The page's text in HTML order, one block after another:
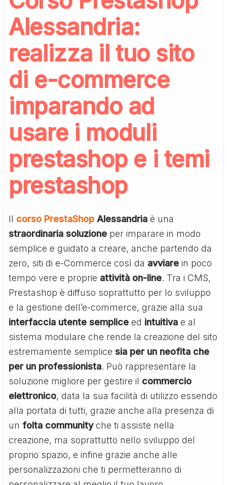
Alessandria:
realizza il tuo sito
di e-commerce
imparando ad
usare i moduli
prestashop e i temi
prestashop
Il corso PrestaShop Alessandria è una
straordinaria soluzione per imparare in modo
semplice e guidato a creare, anche partendo da
zero, siti di e-Commerce così da avviare in poco
tempo vere e proprie attività on-line. Tra i CMS,
Prestashop è diffuso soprattutto per lo sviluppo
e la gestione dell’e-commerce, grazie alla sua
interfaccia utente semplice ed intuitiva e al
sistema modulare che rende la creazione del sito
estremamente semplicesia per un neofita che
per un professionista. Può rappresentare la
soluzione migliore per gestire il commercio
elettronico, data la sua facilità di utilizzo essendo
alla portata di tutti, grazie anche alla presenza di
un folta communityche ti assiste nella
creazione, ma soprattutto nello sviluppo del
proprio spazio, e infine grazie anche alle
personalizzazioni che ti permetteranno di